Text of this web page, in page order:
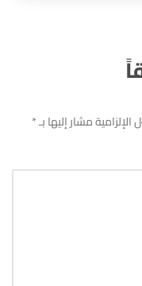
الإلزامية مشار إليها بـ*